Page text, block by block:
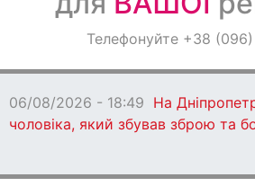
ОголошенняТелефонуйте +38
06/08/2026 - 18:49 На
чоловіка, який збував зброю та